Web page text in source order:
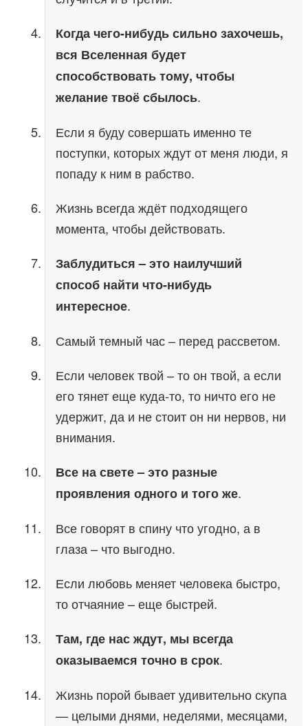
Когда чего-нибудь сильно захочешь,
вся Вселенная будет
способствовать тому, чтобы
желание твоё сбылось.
Если я буду совершать именно те
поступки, которых ждут от меня люди, я
попаду к ним в рабство.
Жизнь всегда ждёт подходящего
момента, чтобы действовать.
Заблудиться – это наилучший
способ найти что-нибудь
интересное.
Самый темный час – перед рассветом.
Если человек твой – то он твой, а если
его тянет еще куда-то, то ничто его не
удержит, да и не стоит он ни нервов, ни
внимания.
Все на свете – это разные
проявления одного и того же.
Все говорят в спину что угодно, а в
глаза – что выгодно.
Если любовь меняет человека быстро,
то отчаяние – еще быстрей.
Там, где нас ждут, мы всегда
оказываемся точно в срок.
Жизнь порой бывает удивительно скупа
— целыми днями, неделями, месяцами,